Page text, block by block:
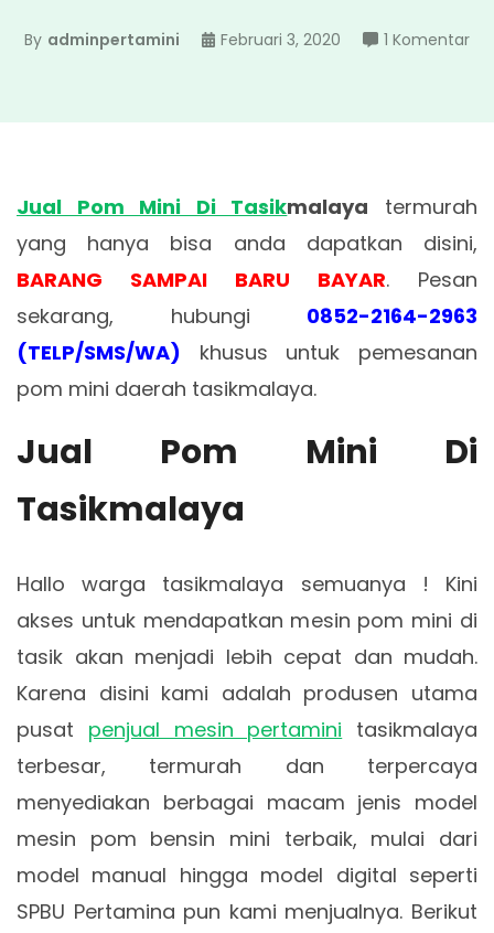
By adminpertamini Februari 3, 2020 1 Komentar
Jual Pom Mini Di Tasikmalaya termurah
yang hanya bisa anda dapatkan disini,
BARANG SAMPAI BARU BAYAR. Pesan
sekarang, hubungi 0852-2164-2963
(TELP/SMS/WA) khusus untuk pemesanan
pom mini daerah tasikmalaya.
Jual Pom Mini Di
Tasikmalaya
Hallo warga tasikmalaya semuanya ! Kini
akses untuk mendapatkan mesin pom mini di
tasik akan menjadi lebih cepat dan mudah.
Karena disini kami adalah produsen utama
pusat penjual mesin pertamini tasikmalaya
terbesar, termurah dan terpercaya
menyediakan berbagai macam jenis model
mesin pom bensin mini terbaik, mulai dari
model manual hingga model digital seperti
SPBU Pertamina pun kami menjualnya. Berikut